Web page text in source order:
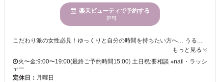
楽天ビューティで予約する
[PR]
こだわり派の女性必見！ゆっくりと自分の時間を持ちたい方へ… うるさくも静かすぎでもない心地よさを提供してくれるとっておきのサロン★ 魅力を引き出してくれる丁寧なカウンセリングとセンスで『あなただけのスタイル』を叶えてくれます♪ nailは日常に取り入れる事で一つのファッションになります。nailを楽しむお手伝いをさせて下さい✴︎ ハンドネイル。ハンド＋フットネイル。ネイル+ラッシャーリフトなどお好きにメニューを組み合わせて予約可能⭐︎ 『いつもキレイな髪でいてほしい』それがsalonRODANの願いです★今までのサロンに物足りなさを感じていた方、salonRODANへ是非お気軽にご来店下さい。
もっと見る
火〜金:9:00〜19:00(最終ご予約時間15:00) 土日祝:要相談 ※nail・ラッシ
ャー…
定休日： 月曜日